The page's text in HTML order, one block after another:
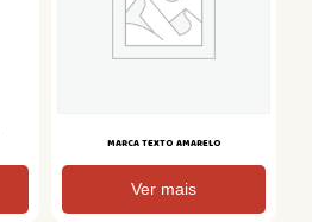
MARCA TEXTO AMARELO
Ver mais